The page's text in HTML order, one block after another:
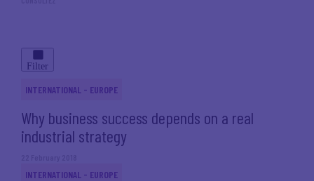
Filter
INTERNATIONAL - EUROPE
Why business success depends on a real
industrial strategy
INTERNATIONAL - EUROPE